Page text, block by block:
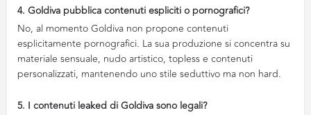
4. Goldiva pubblica contenuti espliciti o pornografici?
No, al momento Goldiva non propone contenuti
esplicitamente pornografici. La sua produzione si concentra su
materiale sensuale, nudo artistico, topless e contenuti
personalizzati, mantenendo uno stile seduttivo ma non hard.
5. I contenuti leaked di Goldiva sono legali?